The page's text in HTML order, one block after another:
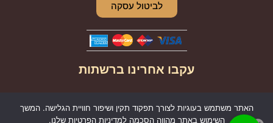
לביטול עסקה
עקבו אחרינו ברשתות
F
a
I
n
האתר משתמש בעוגיות לצורך תפקוד תקין ושיפור חוויית הגלישה. המשך
השימוש באתר מהווה הסכמה למדיניות הפרטיות שלנו.